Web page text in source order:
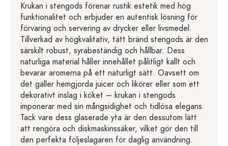
Krukan i stengods förenar rustik estetik med hög
funktionalitet och erbjuder en autentisk lösning för
förvaring och servering av drycker eller livsmedel.
Tillverkad av högkvalitativ, tätt bränd stengods är den
särskilt robust, syrabeständig och hållbar. Dess
naturliga material håller innehållet pålitligt kallt och
bevarar aromerna på ett naturligt sätt. Oavsett om
det gäller hemgjorda juicer och likörer eller som ett
dekorativt inslag i köket – krukan i stengods
imponerar med sin mångsidighet och tidlösa elegans.
Tack vare dess glaserade yta är den dessutom lätt
att rengöra och diskmaskinssäker, vilket gör den till
den perfekta följeslagaren för daglig användning.